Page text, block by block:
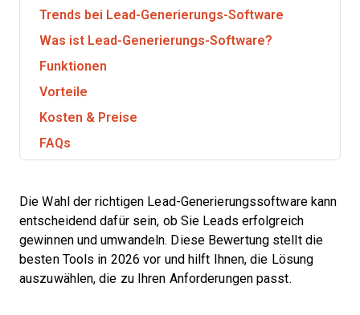
Trends bei Lead-Generierungs-Software
Was ist Lead-Generierungs-Software?
Funktionen
Vorteile
Kosten & Preise
FAQs
Die Wahl der richtigen Lead-Generierungssoftware kann
entscheidend dafür sein, ob Sie Leads erfolgreich
gewinnen und umwandeln. Diese Bewertung stellt die
besten Tools in 2026 vor und hilft Ihnen, die Lösung
auszuwählen, die zu Ihren Anforderungen passt.